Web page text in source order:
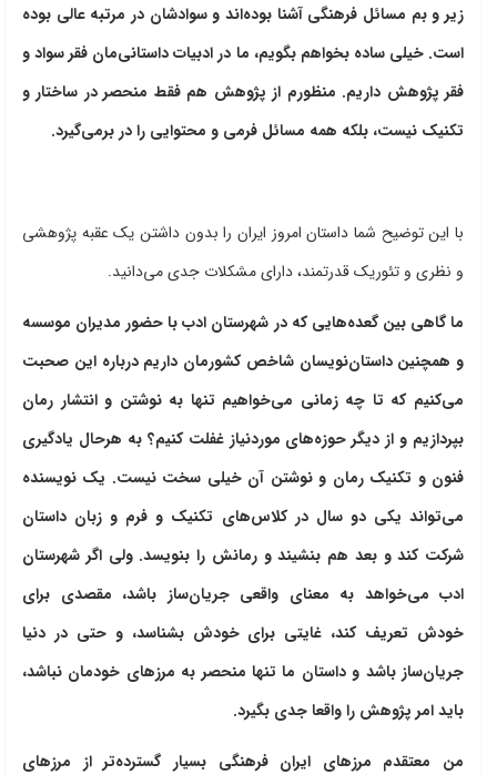
زیر و بم مسائل فرهنگی آشنا بوده‌اند و سوادشان در مرتبه عالی بوده
است. خیلی ساده بخواهم بگویم، ما در ادبیات داستانی‌مان فقر سواد و
فقر پژوهش داریم. منظورم از پژوهش هم فقط منحصر در ساختار و
تکنیک نیست، بلکه همه مسائل فرمی و محتوایی را در برمی‌گیرد.
با این توضیح شما داستان امروز ایران را بدون داشتن یک عقبه پژوهشی
و نظری و تئوریک قدرتمند، دارای مشکلات جدی می‌دانید.
ما گاهی بین گعده‌هایی که در شهرستان ادب با حضور مدیران موسسه
و همچنین داستان‌نویسان شاخص کشورمان داریم درباره این صحبت
می‌کنیم که تا چه زمانی می‌خواهیم تنها به نوشتن و انتشار رمان
بپردازیم و از دیگر حوزه‌های موردنیاز غفلت کنیم؟ به هرحال یادگیری
فنون و تکنیک رمان و نوشتن آن خیلی سخت نیست. یک نویسنده
می‌تواند یکی دو سال در کلاس‌های تکنیک و فرم و زبان داستان
شرکت کند و بعد هم بنشیند و رمانش را بنویسد. ولی اگر شهرستان
ادب می‌خواهد به معنای واقعی جریان‌ساز باشد، مقصدی برای
خودش تعریف کند، غایتی برای خودش بشناسد، و حتی در دنیا
جریان‌ساز باشد و داستان ما تنها منحصر به مرزهای خودمان نباشد،
باید امر پژوهش را واقعا جدی بگیرد.
من معتقدم مرزهای ایران فرهنگی بسیار گسترده‌تر از مرزهای